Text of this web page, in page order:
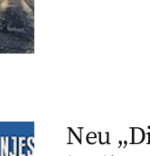
Neu